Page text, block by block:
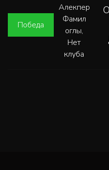
Победа
Алекпер
Фамил
оглы,
Нет
клуба